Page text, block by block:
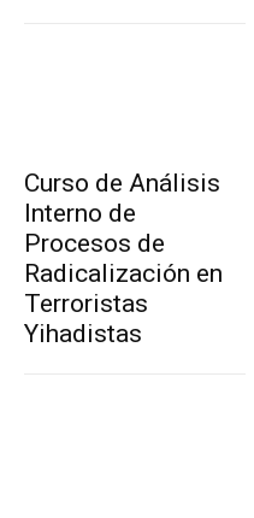
Curso de Análisis
Interno de
Procesos de
Radicalización en
Terroristas
Yihadistas